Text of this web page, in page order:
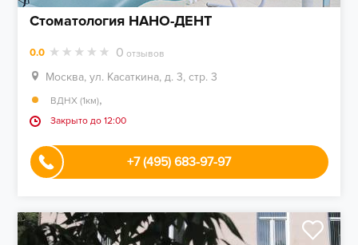
Стоматология НАНО-ДЕНТ
0.0 0 отзывов
Москва, ул. Касаткина, д. 3, стр. 3
ВДНХ (1км),
Закрыто до 12:00
+7 (495) 683-97-97